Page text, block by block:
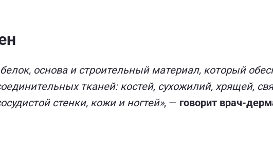
основа и строительный материал, который
тканей: костей, сухожилий, хрящей,
стенки, кожи и ногтей», — говорит врач-